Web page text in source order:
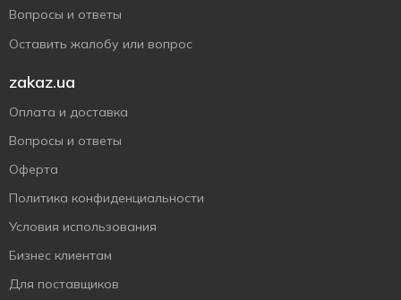
Вопросы и ответы
Оставить жалобу или вопрос
zakaz.ua
Оплата и доставка
Вопросы и ответы
Оферта
Политика конфиденциальности
Условия использования
Бизнес клиентам
Для поставщиков